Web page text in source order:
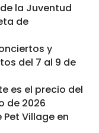
la Juventud
de
y
del 7 al 9 de
es el precio del
de 2026
Village en